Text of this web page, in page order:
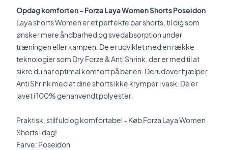
Opdag komforten - Forza Laya Women Shorts Poseidon
Laya shorts Women er et perfekte par shorts, til dig som
ønsker mere åndbarhed og svedabsorption under
træningen eller kampen. De er udviklet med en række
teknologier som Dry Forze & Anti Shrink, der er med til at
sikre du har optimal komfort på banen. Derudover hjælper
Anti Shrink med at dine shorts ikke krymper i vask. De er
lavet i 100% genanvendt polyester.
Praktisk, stilfuld og komfortabel - Køb Forza Laya Women
Shorts i dag!
Farve: Poseidon